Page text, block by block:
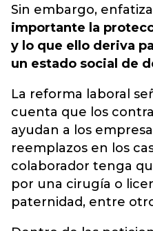
Sin embargo,
importante la
y lo que ello deriva
un estado social de
La reforma laboral
cuenta que los
ayudan a los
reemplazos en los
colaborador tenga
por una cirugía o
paternidad, entre